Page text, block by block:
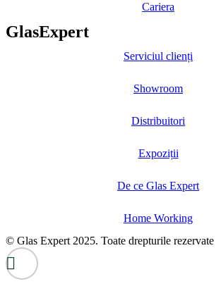
Cariera
GlasExpert
Serviciul clienți
Showroom
Distribuitori
Expoziții
De ce Glas Expert
Home Working
© Glas Expert 2025. Toate drepturile rezervate